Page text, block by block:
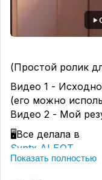
(Простой ролик
Видео 1 -
(его можно
Видео 2 - Мой
🖥Все делала в
Syntx AI БОТ
Показать полностью